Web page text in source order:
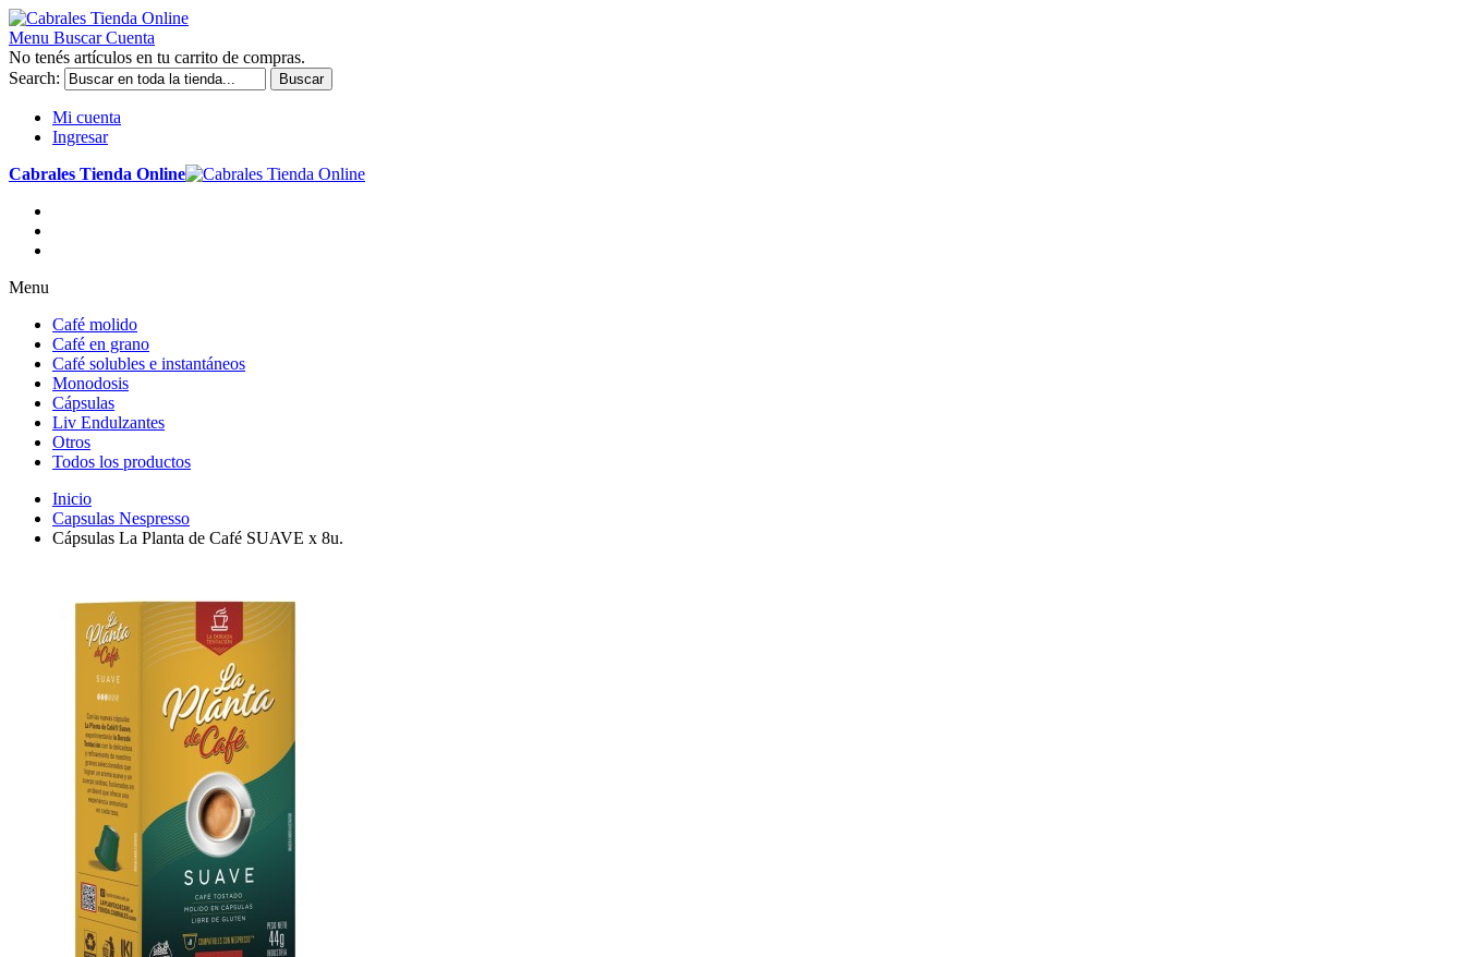
Menu Buscar Cuenta
No tenés artículos en tu carrito de compras.
Search:
Buscar
Mi cuenta
Ingresar
Cabrales Tienda Online
Menu
Café molido
Café en grano
Café solubles e instantáneos
Monodosis
Cápsulas
Liv Endulzantes
Otros
Todos los productos
Inicio
Capsulas Nespresso
Cápsulas La Planta de Café SUAVE x 8u.